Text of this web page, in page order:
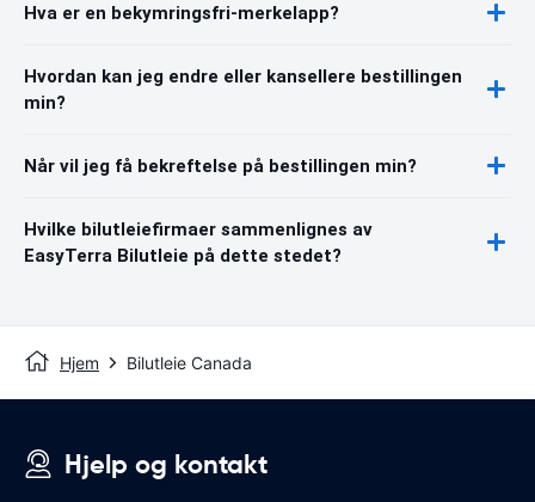
Hva er en bekymringsfri-merkelapp?
Hvordan kan jeg endre eller kansellere bestillingen
min?
Når vil jeg få bekreftelse på bestillingen min?
Hvilke bilutleiefirmaer sammenlignes av
EasyTerra Bilutleie på dette stedet?
Hjem Bilutleie Canada
Hjelp og kontakt